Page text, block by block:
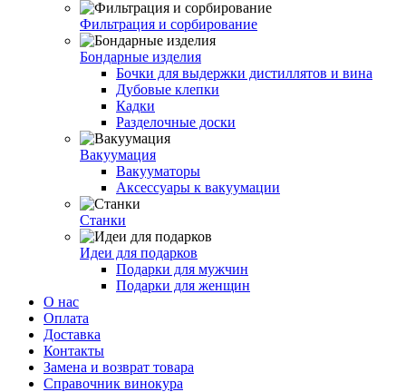
Фильтрация и сорбирование
Бондарные изделия
Бочки для выдержки дистиллятов и вина
Дубовые клепки
Кадки
Разделочные доски
Вакуумация
Вакууматоры
Аксессуары к вакуумации
Станки
Идеи для подарков
Подарки для мужчин
Подарки для женщин
О нас
Оплата
Доставка
Контакты
Замена и возврат товара
Справочник винокура